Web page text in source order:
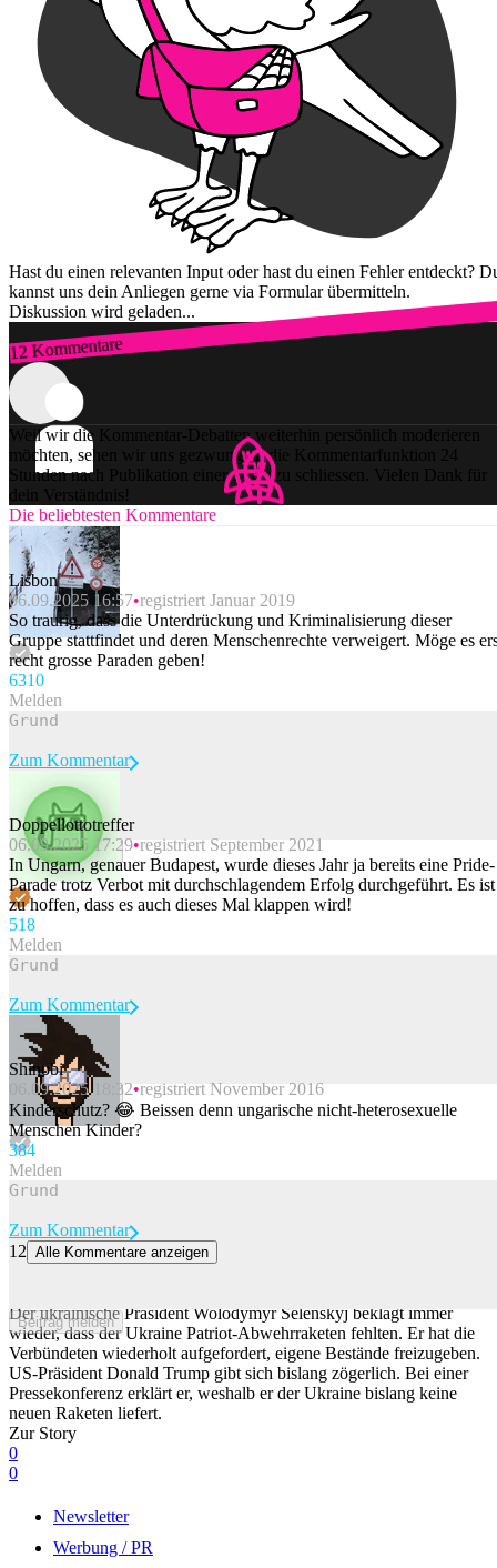
Hast du einen relevanten Input oder hast du einen Fehler entdeckt?
kannst uns dein Anliegen gerne via Formular übermitteln.
Diskussion wird geladen...
12 Kommentare
Zum Login
Weil wir die Kommentar-Debatten weiterhin persönlich moderieren
möchten, sehen wir uns gezwungen, die Kommentarfunktion 24
Stunden nach Publikation einer Story zu schliessen. Vielen Dank für
dein Verständnis!
Die beliebtesten Kommentare
Lisbon
06.09.2025 16:57 registriert Januar 2019
So traurig, dass die Unterdrückung und Kriminalisierung dieser
Gruppe stattfindet und deren Menschenrechte verweigert. Möge es
recht grosse Paraden geben!
6310
Melden
Beitrag melden
Zum Kommentar
Doppellottotreffer
06.09.2025 17:29 registriert September 2021
In Ungarn, genauer Budapest, wurde dieses Jahr ja bereits eine Pride-
Parade trotz Verbot mit durchschlagendem Erfolg durchgeführt. Es ist
zu hoffen, dass es auch dieses Mal klappen wird!
518
Melden
Beitrag melden
Zum Kommentar
Shinobi
06.09.2025 18:32 registriert November 2016
Kinderschutz? 😂 Beissen denn ungarische nicht-heterosexuelle
Menschen Kinder?
384
Melden
Beitrag melden
Zum Kommentar
12 Alle Kommentare anzeigen
Der ukrainische Präsident Wolodymyr Selenskyj beklagt immer
wieder, dass der Ukraine Patriot-Abwehrraketen fehlten. Er hat die
Verbündeten wiederholt aufgefordert, eigene Bestände freizugeben.
US-Präsident Donald Trump gibt sich bislang zögerlich. Bei einer
Pressekonferenz erklärt er, weshalb er der Ukraine bislang keine
neuen Raketen liefert.
Zur Story
0
0
Newsletter
Werbung / PR